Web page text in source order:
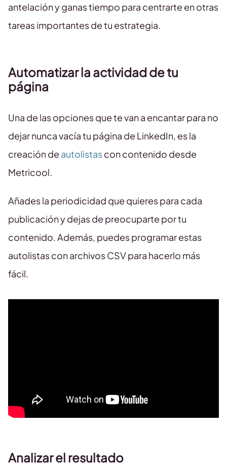
antelación y ganas tiempo para centrarte en otras
tareas importantes de tu estrategia.
Automatizar la actividad de tu
página
Una de las opciones que te van a encantar para no
dejar nunca vacía tu página de LinkedIn, es la
creación de autolistascon contenido desde
Metricool.
Añades la periodicidad que quieres para cada
publicación y dejas de preocuparte por tu
contenido. Además, puedes programar estas
autolistas con archivos CSV para hacerlo más
fácil.
Analizar el resultado